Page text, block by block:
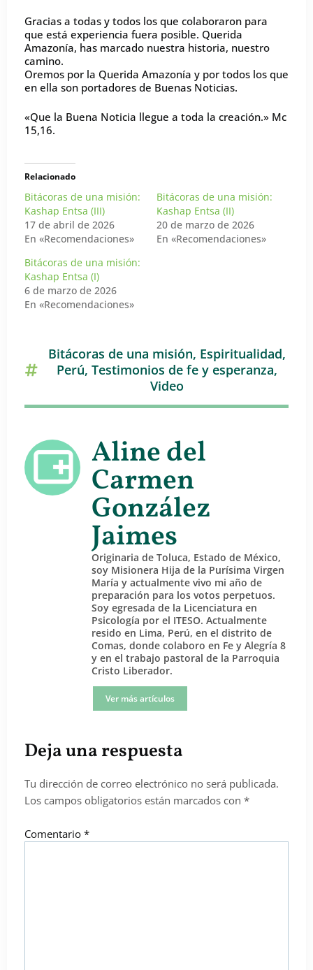
Gracias a todas y todos los que colaboraron para
que está experiencia fuera posible. Querida
Amazonía, has marcado nuestra historia, nuestro
camino.
Oremos por la Querida Amazonía y por todos los que
en ella son portadores de Buenas Noticias.
«Que la Buena Noticia llegue a toda la creación.» Mc
15,16.
Relacionado
Bitácoras de una misión:
Kashap Entsa (III)
17 de abril de 2026
En «Recomendaciones»
Bitácoras de una misión:
Kashap Entsa (II)
20 de marzo de 2026
En «Recomendaciones»
Bitácoras de una misión:
Kashap Entsa (I)
6 de marzo de 2026
En «Recomendaciones»
Bitácoras de una misión, Espiritualidad,
Perú, Testimonios de fe y esperanza,
Video
Aline del
Carmen
González
Jaimes
Originaria de Toluca, Estado de México,
soy Misionera Hija de la Purísima Virgen
María y actualmente vivo mi año de
preparación para los votos perpetuos.
Soy egresada de la Licenciatura en
Psicología por el ITESO. Actualmente
resido en Lima, Perú, en el distrito de
Comas, donde colaboro en Fe y Alegría 8
y en el trabajo pastoral de la Parroquia
Cristo Liberador.
Ver más artículos
Deja una respuesta
Tu dirección de correo electrónico no será publicada.
Los campos obligatorios están marcados con *
Comentario *